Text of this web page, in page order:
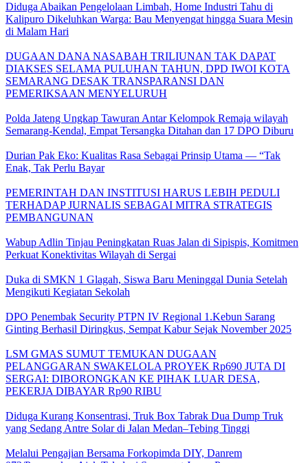
Diduga Abaikan Pengelolaan Limbah, Home Industri Tahu di
Kalipuro Dikeluhkan Warga: Bau Menyengat hingga Suara Mesin
di Malam Hari
DUGAAN DANA NASABAH TRILIUNAN TAK DAPAT
DIAKSES SELAMA PULUHAN TAHUN, DPD IWOI KOTA
SEMARANG DESAK TRANSPARANSI DAN
PEMERIKSAAN MENYELURUH
Polda Jateng Ungkap Tawuran Antar Kelompok Remaja wilayah
Semarang-Kendal, Empat Tersangka Ditahan dan 17 DPO Diburu
Durian Pak Eko: Kualitas Rasa Sebagai Prinsip Utama — “Tak
Enak, Tak Perlu Bayar
PEMERINTAH DAN INSTITUSI HARUS LEBIH PEDULI
TERHADAP JURNALIS SEBAGAI MITRA STRATEGIS
PEMBANGUNAN
Wabup Adlin Tinjau Peningkatan Ruas Jalan di Sipispis, Komitmen
Perkuat Konektivitas Wilayah di Sergai
Duka di SMKN 1 Glagah, Siswa Baru Meninggal Dunia Setelah
Mengikuti Kegiatan Sekolah
DPO Penembak Security PTPN IV Regional 1.Kebun Sarang
Ginting Berhasil Diringkus, Sempat Kabur Sejak November 2025
LSM GMAS SUMUT TEMUKAN DUGAAN
PELANGGARAN SWAKELOLA PROYEK Rp690 JUTA DI
SERGAI: DIBORONGKAN KE PIHAK LUAR DESA,
PEKERJA DIBAYAR Rp90 RIBU
Diduga Kurang Konsentrasi, Truk Box Tabrak Dua Dump Truk
yang Sedang Antre Solar di Jalan Medan–Tebing Tinggi
Melalui Pengajian Bersama Forkopimda DIY, Danrem